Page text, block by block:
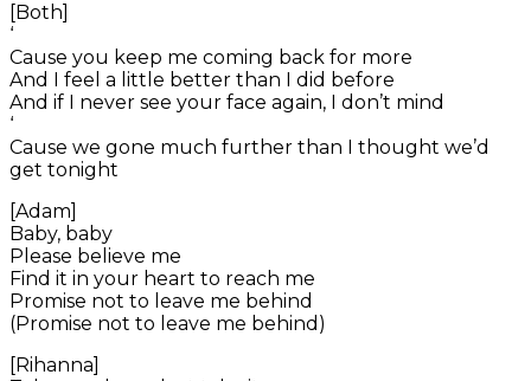
[Both]
‘
Cause you keep me coming back for more
And I feel a little better than I did before
And if I never see your face again, I don’t mind
‘
Cause we gone much further than I thought we’d
get tonight
[Adam]
Baby, baby
Please believe me
Find it in your heart to reach me
Promise not to leave me behind
(Promise not to leave me behind)
[Rihanna]